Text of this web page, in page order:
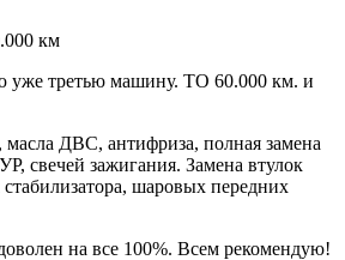
км
уже третью машину. ТО 60.000 км. и
масла ДВС, антифриза, полная замена
свечей зажигания. Замена втулок
стабилизатора, шаровых передних
на все 100%. Всем рекомендую!